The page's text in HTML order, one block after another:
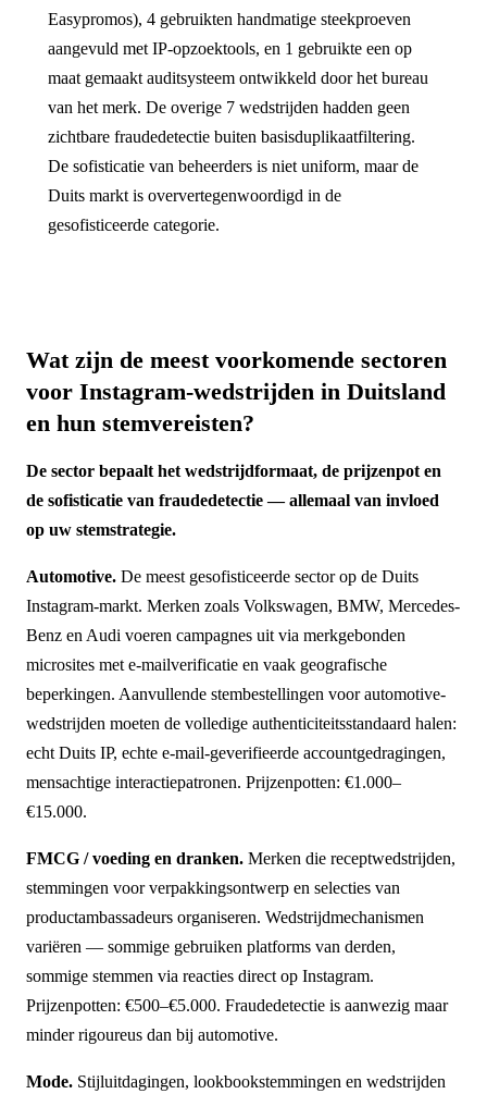
Easypromos), 4 gebruikten handmatige steekproeven
aangevuld met IP-opzoektools, en 1 gebruikte een op
maat gemaakt auditsysteem ontwikkeld door het bureau
van het merk. De overige 7 wedstrijden hadden geen
zichtbare fraudedetectie buiten basisduplikaatfiltering.
De sofisticatie van beheerders is niet uniform, maar de
Duits markt is oververtegenwoordigd in de
gesofisticeerde categorie.
Wat zijn de meest voorkomende sectoren
voor Instagram-wedstrijden in Duitsland
en hun stemvereisten?
De sector bepaalt het wedstrijdformaat, de prijzenpot en
de sofisticatie van fraudedetectie — allemaal van invloed
op uw stemstrategie.
Automotive. De meest gesofisticeerde sector op de Duits
Instagram-markt. Merken zoals Volkswagen, BMW, Mercedes-
Benz en Audi voeren campagnes uit via merkgebonden
microsites met e-mailverificatie en vaak geografische
beperkingen. Aanvullende stembestellingen voor automotive-
wedstrijden moeten de volledige authenticiteitsstandaard halen:
echt Duits IP, echte e-mail-geverifieerde accountgedragingen,
mensachtige interactiepatronen. Prijzenpotten: €1.000–
€15.000.
FMCG / voeding en dranken. Merken die receptwedstrijden,
stemmingen voor verpakkingsontwerp en selecties van
productambassadeurs organiseren. Wedstrijdmechanismen
variëren — sommige gebruiken platforms van derden,
sommige stemmen via reacties direct op Instagram.
Prijzenpotten: €500–€5.000. Fraudedetectie is aanwezig maar
minder rigoureus dan bij automotive.
Mode. Stijluitdagingen, lookbookstemmingen en wedstrijden